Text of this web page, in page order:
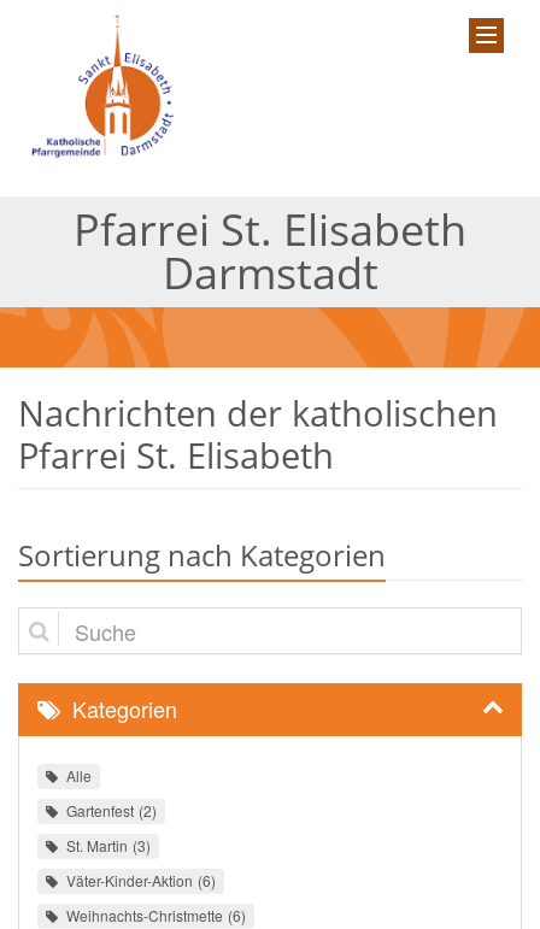
Pfarrei St. Elisabeth
Darmstadt
Nachrichten der katholischen
Pfarrei St. Elisabeth
Sortierung nach Kategorien
Suche
Kategorien
Alle
Gartenfest 2
St. Martin 3
Väter-Kinder-Aktion 6
Weihnachts-Christmette 6